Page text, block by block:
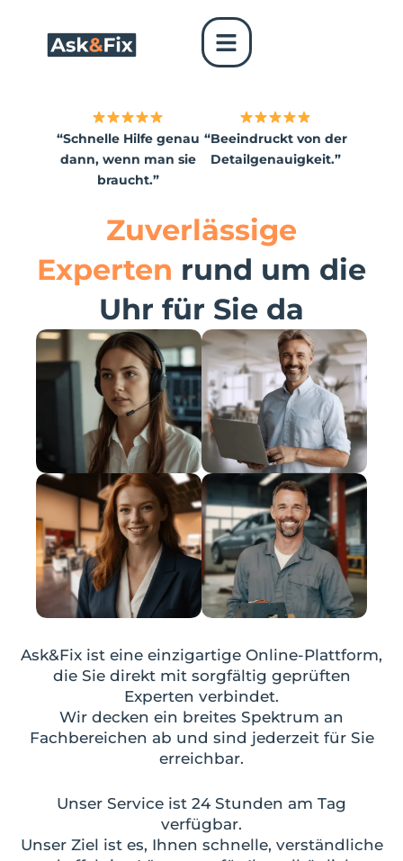
content
“Schnelle Hilfe genau
dann, wenn man sie
braucht.”
“Beeindruckt von der
Detailgenauigkeit.”
Zuverlässige
Experten rund um die
Uhr für Sie da
Ask&Fix ist eine einzigartige Online-Plattform,
die Sie direkt mit sorgfältig geprüften
Experten verbindet.
Wir decken ein breites Spektrum an
Fachbereichen ab und sind jederzeit für Sie
erreichbar.
Unser Service ist 24 Stunden am Tag
verfügbar.
Unser Ziel ist es, Ihnen schnelle, verständliche